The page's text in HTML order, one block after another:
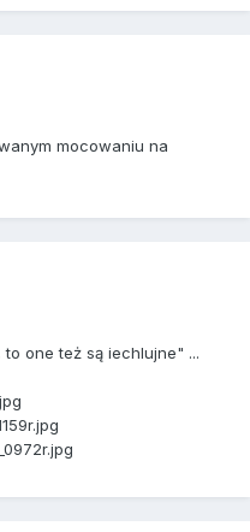
mocowaniu na
one też są iechlujne" ...